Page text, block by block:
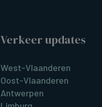
Verkeer updates
West-Vlaanderen
Oost-Vlaanderen
Antwerpen